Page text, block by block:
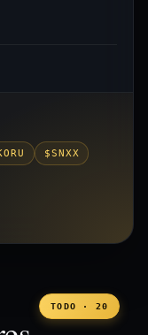
$SNXX
TODO · 20